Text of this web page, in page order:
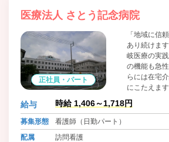
医療法人 さとう記念病院
正社員・パート
「地域に信
あり続けま
岐医療の実
の機能も急
らには在宅
にこたえます
給与 時給 1,406～1,718円
募集形態
看護師（日勤パート）
配属
訪問看護